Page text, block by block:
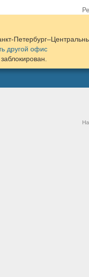
ПОДОБРАТЬ
другой офис